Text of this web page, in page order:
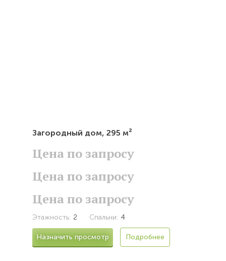
Загородный дом, 295 м²
Цена по запросу
Цена по запросу
Цена по запросу
Этажность: 2 Спальни: 4
Назначить просмотр Подробнее